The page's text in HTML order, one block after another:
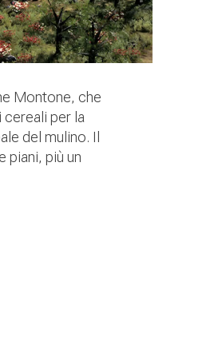
Montone, che
cereali per la
del mulino. Il
più un